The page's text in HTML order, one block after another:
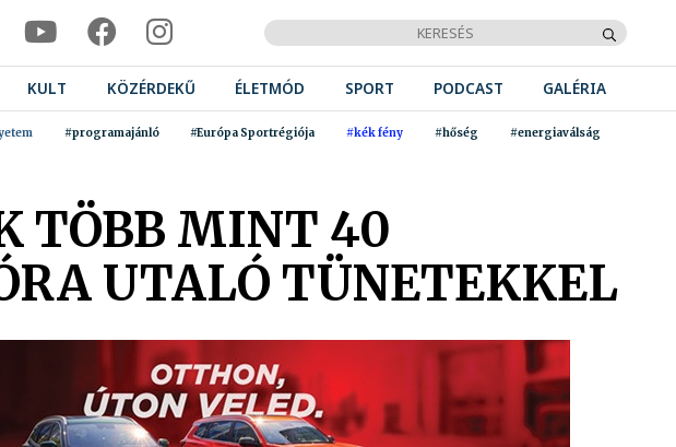
KULT KÖZÉRDEKŰ ÉLETMÓD SPORT PODCAST GALÉRIA
#programajánló #Európa Sportrégiója #kék fény #hőség #energiaválság
TÖBB MINT 40
UTALÓ TÜNETEKKEL